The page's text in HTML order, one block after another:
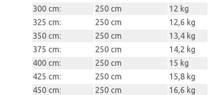
300 cm:
250 cm
12 kg
325 cm:
250 cm
12,6 kg
350 cm:
250 cm
13,4 kg
375 cm:
250 cm
14,2 kg
400 cm:
250 cm
15 kg
425 cm:
250 cm
15,8 kg
450 cm:
250 cm
16,6 kg